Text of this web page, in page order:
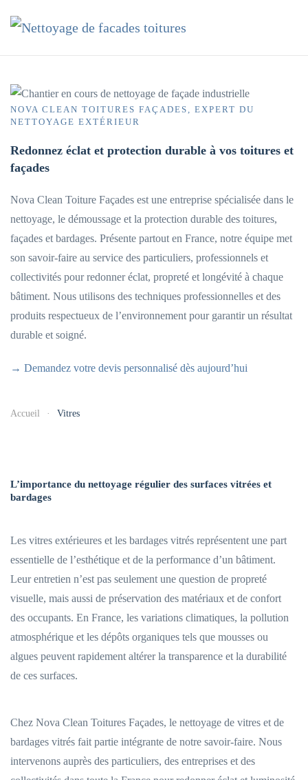
Accéder au contenu principal
NOVA CLEAN TOITURES FAÇADES, EXPERT DU
NETTOYAGE EXTÉRIEUR
Redonnez éclat et protection durable à vos toitures et
façades
Nova Clean Toiture Façades est une entreprise spécialisée dans le
nettoyage, le démoussage et la protection durable des toitures,
façades et bardages. Présente partout en France, notre équipe met
son savoir-faire au service des particuliers, professionnels et
collectivités pour redonner éclat, propreté et longévité à chaque
bâtiment. Nous utilisons des techniques professionnelles et des
produits respectueux de l’environnement pour garantir un résultat
durable et soigné.
→ Demandez votre devis personnalisé dès aujourd’hui
Accueil Vitres
L’importance du nettoyage régulier des surfaces vitrées et
bardages
Les vitres extérieures et les bardages vitrés représentent une part
essentielle de l’esthétique et de la performance d’un bâtiment.
Leur entretien n’est pas seulement une question de propreté
visuelle, mais aussi de préservation des matériaux et de confort
des occupants. En France, les variations climatiques, la pollution
atmosphérique et les dépôts organiques tels que mousses ou
algues peuvent rapidement altérer la transparence et la durabilité
de ces surfaces.
Chez Nova Clean Toitures Façades, le nettoyage de vitres et de
bardages vitrés fait partie intégrante de notre savoir-faire. Nous
intervenons auprès des particuliers, des entreprises et des